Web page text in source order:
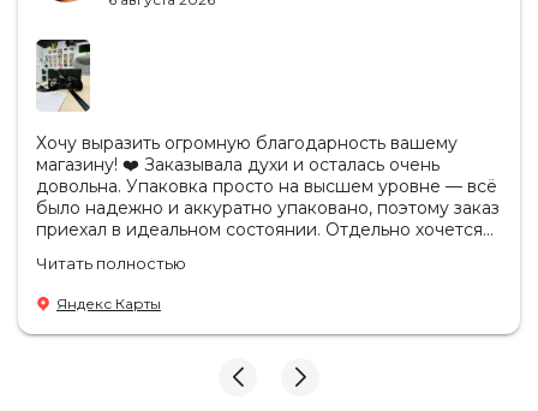
Хочу выразить огромную благодарность вашему
магазину! ❤️ Заказывала духи и осталась очень
довольна. Упаковка просто на высшем уровне — всё
было надежно и аккуратно упаковано, поэтому заказ
приехал в идеальном состоянии. Отдельно хочется
оригинальная. Аромат полностью соответствует
ожиданиям, стойкость отличная, качество
безупречное. Также приятно удивил сервис: заказ
обработали очень быстро, а сотрудники были
ответить на все вопросы. Спасибо за такой
Читать полностью
Яндекс Карты